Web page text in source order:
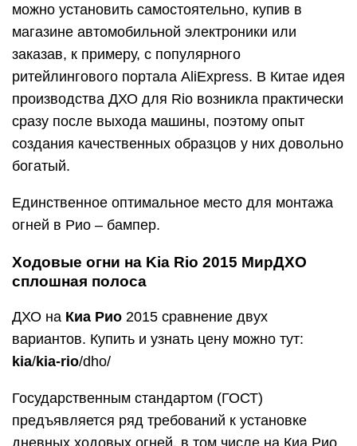
Ходовые огни на Kia Rio 2015 МирДХО
сплошная полоса
ДХО наКиа Рио2015 сравнение двух
вариантов. Купить и узнать цену можно тут:
kia/kia-rio/dho/
Государственным стандартом (ГОСТ)
предъявляется ряд требований к установке
3го поколения:
фары на Kia Rio (Киа Рио) в комплектации
площадь фонаря – не менее 40 см 2 ;
сила света укладывается в границы от 400 до
800 кд;
уровня колеса колеблется от 25 до 150 см,
промежуток между огнями не менее 60 см, а
между внешним краем фонаря и боковой
панелью – не более 40 см.